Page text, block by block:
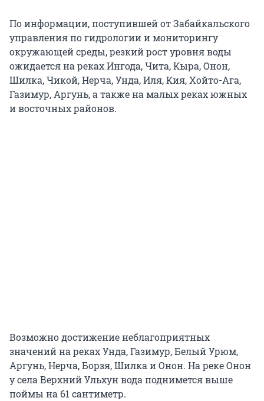
По информации, поступившей от Забайкальского
управления по гидрологии и мониторингу
окружающей среды, резкий рост уровня воды
ожидается на реках Ингода, Чита, Кыра, Онон,
Шилка, Чикой, Нерча, Унда, Иля, Кия, Хойто-Ага,
Газимур, Аргунь, а также на малых реках южных
и восточных районов.
Возможно достижение неблагоприятных
значений на реках Унда, Газимур, Белый Урюм,
Аргунь, Нерча, Борзя, Шилка и Онон. На реке Онон
у села Верхний Ульхун вода поднимется выше
поймы на 61 сантиметр.